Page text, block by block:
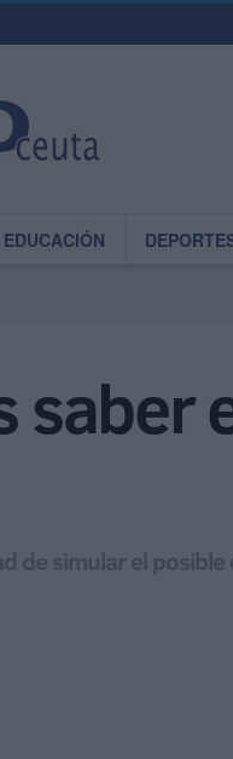
EDUCACIÓN
saber
de simular el